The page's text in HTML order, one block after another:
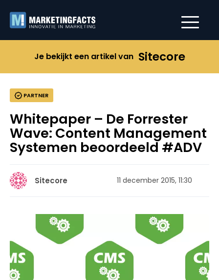
Je bekijkt een artikel van Sitecore
PARTNER
Whitepaper – De Forrester
Wave: Content Management
Systemen beoordeeld #ADV
Sitecore 11 december 2015, 11:30